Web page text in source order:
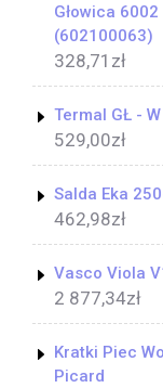
Głowica
(602100063)
328,71 zł
Termal GŁ -
529,00zł
Salda Eka
462,98zł
Vasco Viola
2 877,34zł
Kratki Piec
Picard